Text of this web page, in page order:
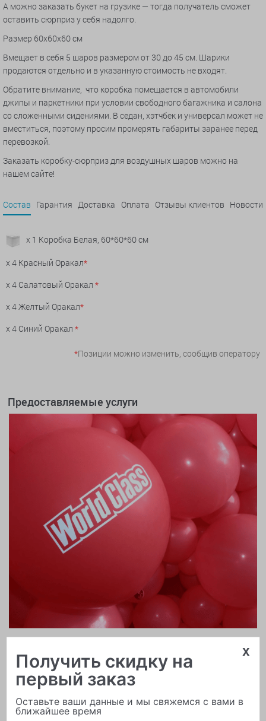
А можно заказать букет на грузике — тогда получатель сможет
оставить сюрприз у себя надолго.
Размер 60х60х60 см
Вмещает в себя 5 шаров размером от 30 до 45 см. Шарики
продаются отдельно и в указанную стоимость не входят.
Обратите внимание, что коробка помещается в автомобили
джипы и паркетники при условии свободного багажника и салона
со сложенными сидениями. В седан, хэтчбек и универсал может не
вместиться, поэтому просим промерять габариты заранее перед
перевозкой.
Заказать коробку-сюрприз для воздушных шаров можно на
нашем сайте!
Состав Гарантия Доставка Оплата Отзывы клиентов Новости
x 1 Коробка Белая, 60*60*60 см
x 4 Красный Оракал*
x 4 Салатовый Оракал *
x 4 Желтый Оракал*
x 4 Синий Оракал *
*Позиции можно изменить, сообщив оператору
Предоставляемые услуги
x
Получить скидку на
первый заказ
Оставьте ваши данные и мы свяжемся с вами в
ближайшее время